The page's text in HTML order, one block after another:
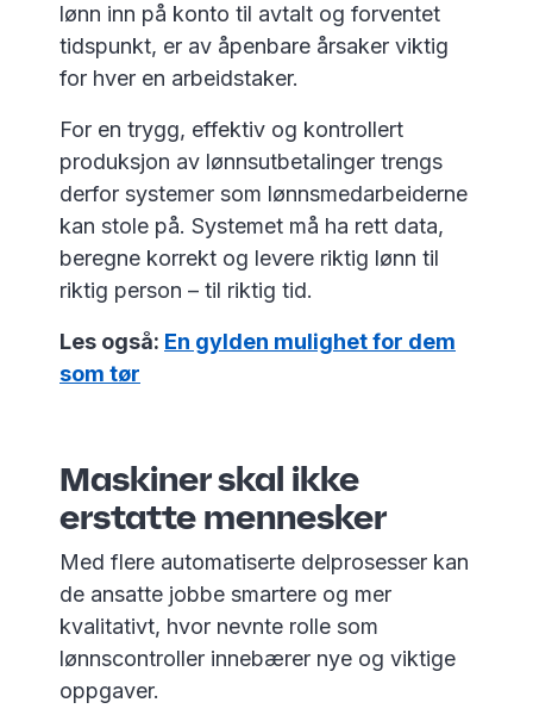
lønn inn på konto til avtalt og forventet
tidspunkt, er av åpenbare årsaker viktig
for hver en arbeidstaker.
For en trygg, effektiv og kontrollert
produksjon av lønnsutbetalinger trengs
derfor systemer som lønnsmedarbeiderne
kan stole på. Systemet må ha rett data,
beregne korrekt og levere riktig lønn til
riktig person – til riktig tid.
Les også: En gylden mulighet for dem
som tør
Maskiner skal ikke
erstatte mennesker
Med flere automatiserte delprosesser kan
de ansatte jobbe smartere og mer
kvalitativt, hvor nevnte rolle som
lønnscontroller innebærer nye og viktige
oppgaver.